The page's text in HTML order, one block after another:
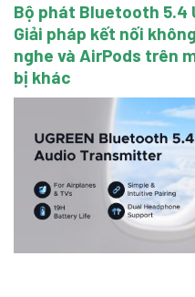
Bộ phát Bluetooth 5.4
Giải pháp kết nối
nghe và AirPods trên
bị khác